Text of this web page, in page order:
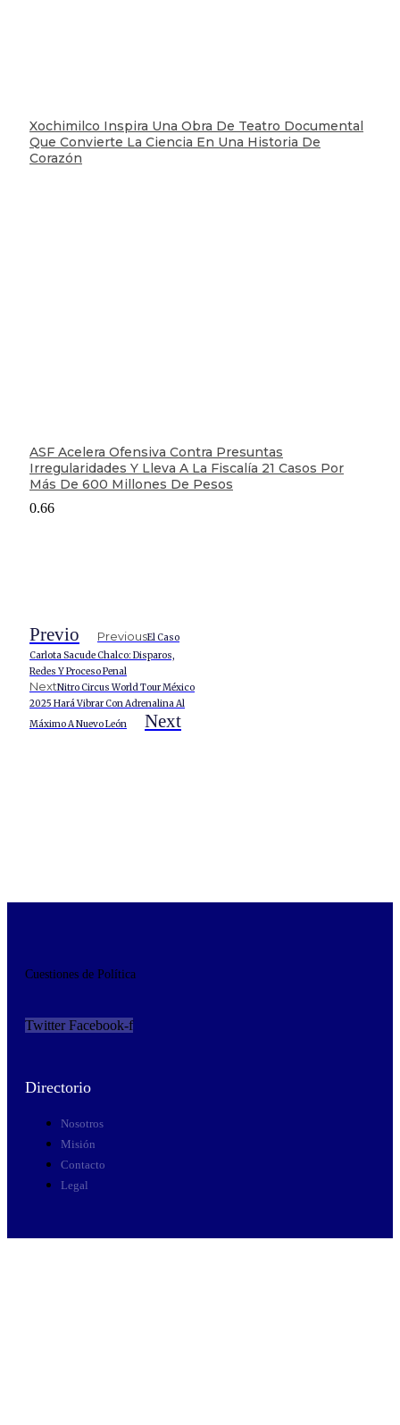
Xochimilco Inspira Una Obra De Teatro Documental
Que Convierte La Ciencia En Una Historia De
Corazón
ASF Acelera Ofensiva Contra Presuntas
Irregularidades Y Lleva A La Fiscalía 21 Casos Por
Más De 600 Millones De Pesos
Previo PreviousEl Caso
Carlota Sacude Chalco: Disparos,
Redes Y Proceso Penal
NextNitro Circus World Tour México
2025 Hará Vibrar Con Adrenalina Al
Máximo A Nuevo León
Next
Cuestiones de Política
Twitter Facebook-f
Directorio
Nosotros
Misión
Contacto
Legal